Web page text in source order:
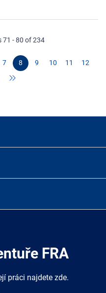
71 - 80 of 234
7 8 9 10 11
12
FRA
práci najdete zde.